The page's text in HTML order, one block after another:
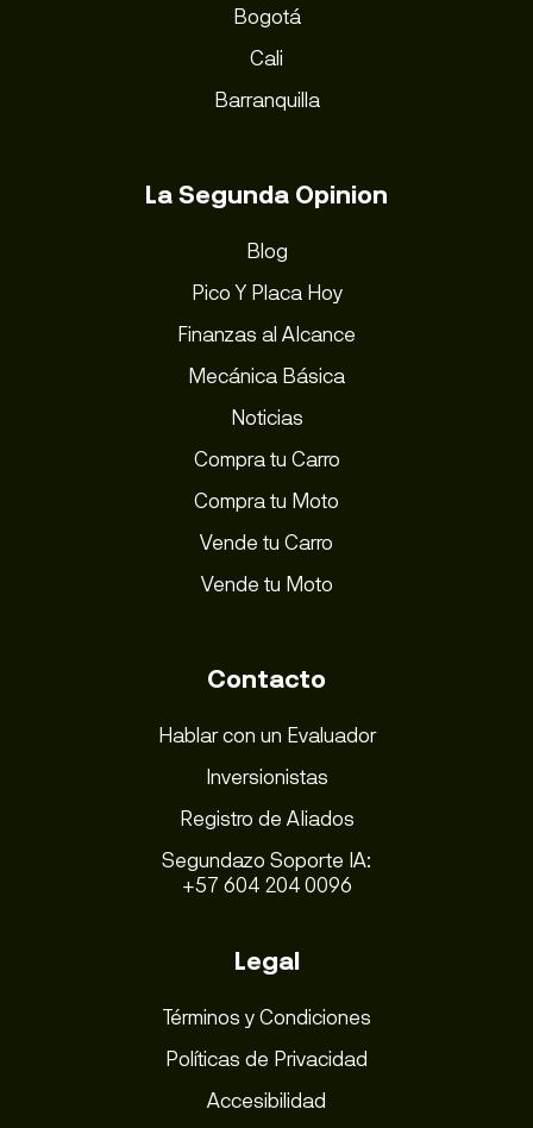
Bogotá
Cali
Barranquilla
La Segunda Opinion
Blog
Pico Y Placa Hoy
Finanzas al Alcance
Mecánica Básica
Noticias
Compra tu Carro
Compra tu Moto
Vende tu Carro
Vende tu Moto
Contacto
Hablar con un Evaluador
Inversionistas
Registro de Aliados
Segundazo Soporte IA:
+57 604 204 0096
Legal
Términos y Condiciones
Políticas de Privacidad
Accesibilidad